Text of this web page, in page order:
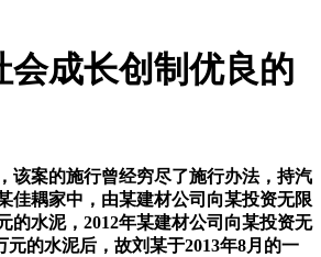
会成长创制优良的
案的施行曾经穷尽了施行办法，持汽
佳耦家中，由某建材公司向某投资无限
的水泥，2012年某建材公司向某投资无
元的水泥后，故刘某于2013年8月的一